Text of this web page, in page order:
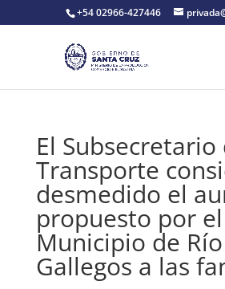
+54 02966-427446
El Subsecretario
Transporte
desmedido el
propuesto por el
Municipio de Río
Gallegos a las